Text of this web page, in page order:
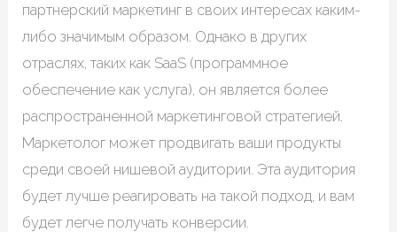
партнерский маркетинг в своих интересах каким-
либо значимым образом. Однако в других
отраслях, таких как SaaS (программное
обеспечение как услуга), он является более
распространенной маркетинговой стратегией.
Маркетолог может продвигать ваши продукты
среди своей нишевой аудитории. Эта аудитория
будет лучше реагировать на такой подход, и вам
будет легче получать конверсии.